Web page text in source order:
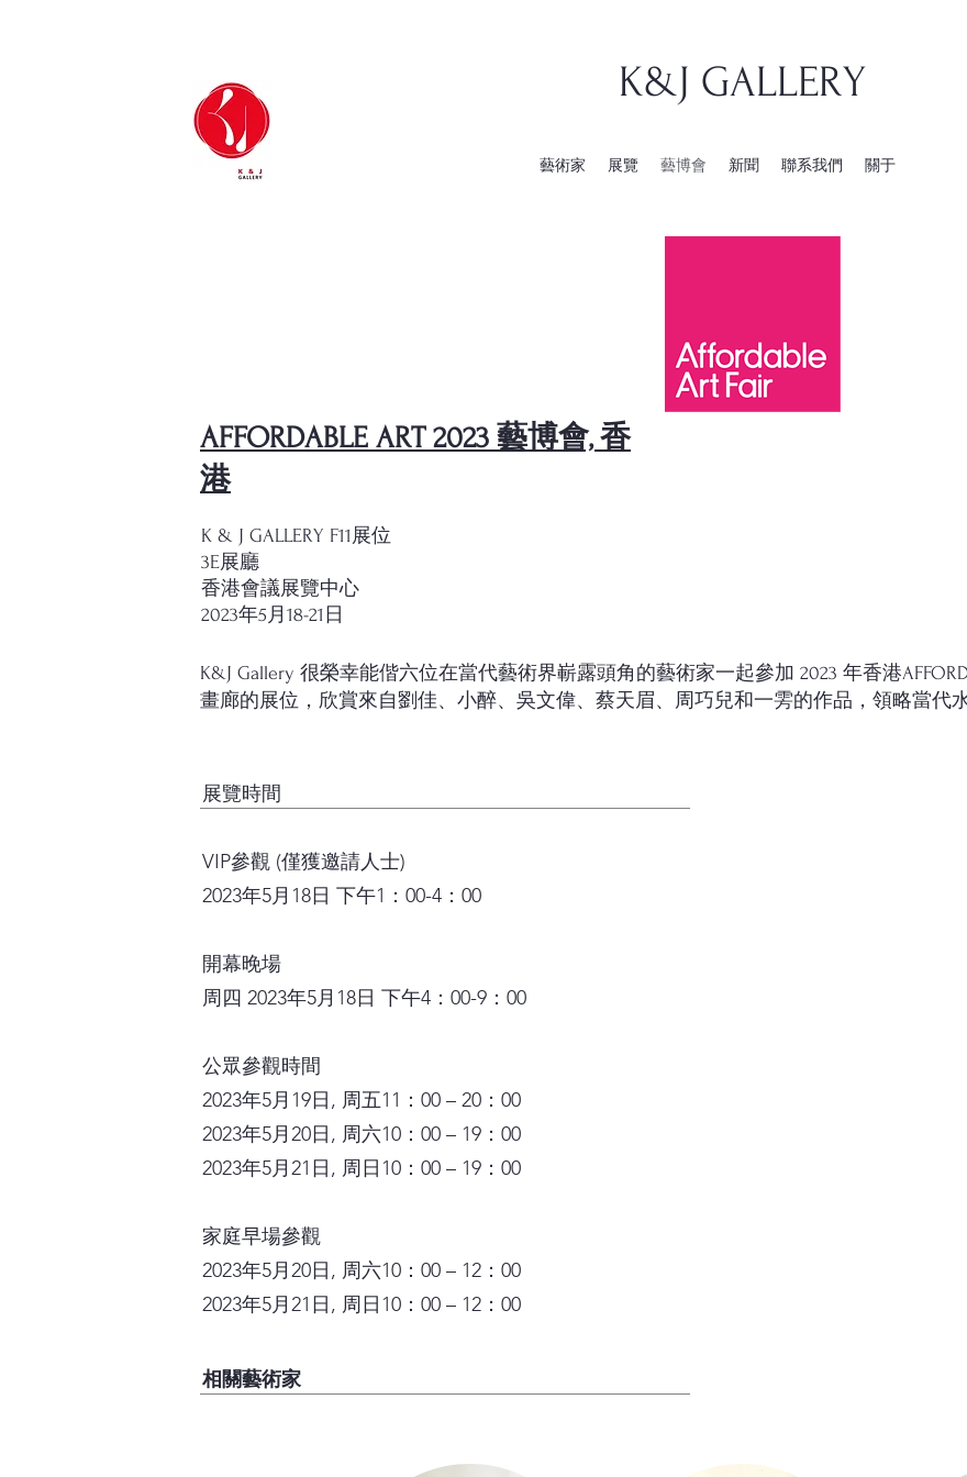
K&J GALLERY
藝術家 展覽 藝博會 新聞 聯系我們 關于
AFFORDABLE ART 2023 藝博會, 香
港
K & J GALLERY F11展位
3E展廳
香港會議展覽中心
2023年5月18-21日
​K&J Gallery 很榮幸能偕六位在當代藝術界嶄露頭角的藝術家一起參加 2023 年香港
畫廊的展位，欣賞來自劉佳、小醉、吳文偉、蔡天眉、周巧兒和一雱的作品，領略當代
展覽時間
VIP參觀 (僅獲邀請人士)
2023年5月18日 下午1：00-4：00
開幕晚場
周四 2023年5月18日 下午4：00-9：00
公眾參觀時間
2023年5月19日, 周五11：00 – 20：00
2023年5月20日, 周六10：00 – 19：00
2023年5月21日, 周日10：00 – 19：00
家庭早場參觀
2023年5月20日, 周六10：00 – 12：00
2023年5月21日, 周日10：00 – 12：00
相關藝術家